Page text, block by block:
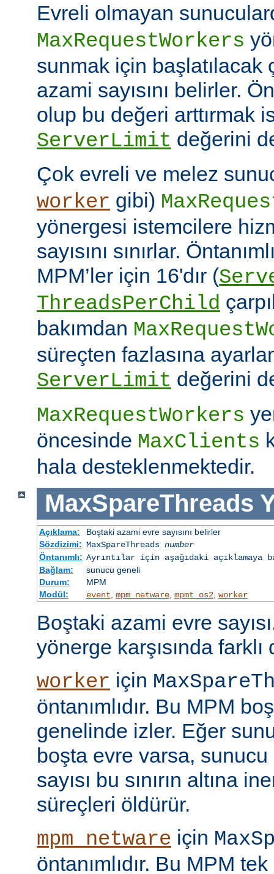
Evreli olmayan
MaxRequestWorkers
sunmak için başlatılacak
azami sayısını belirler.
olup bu değeri arttırmak
ServerLimit değerini
Çok evreli ve melez
worker gibi)
yönergesi istemcilere
sayısını sınırlar.
MPM’ler için 16'dır (
ThreadsPerChild
bakımdan
süreçten fazlasına
ServerLimit değerini
MaxRequestWorkers
öncesinde MaxClients
hala desteklenmektedir.
MaxSpareThreads
Açıklama:
Boştaki azami evre sayısını belirler
Sözdizimi: MaxSpareThreads number
Öntanımlı: Ayrıntılar için aşağıdaki açıklamaya
Bağlam:
sunucu geneli
Durum:
MPM
Modül:
event mpm_netware, mpmt_os2, worker
Boştaki azami evre
yönerge karşısında farklı
worker için
öntanımlıdır. Bu MPM
genelinde izler. Eğer
boşta evre varsa,
sayısı bu sınırın altına
süreçleri öldürür.
mpm_netware için
öntanımlıdır. Bu MPM